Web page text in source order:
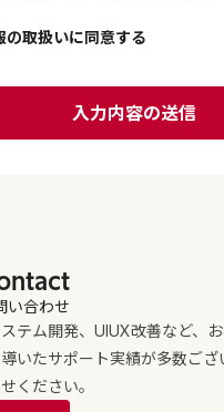
の取扱いに同意する
い合わせ
テム開発、UIUX改善など、
いたサポート実績が多数ござ
ください。